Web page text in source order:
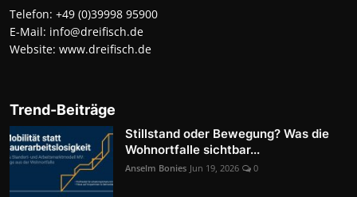
Telefon: +49 (0)39998 95900
E-Mail: info@dreifisch.de
Website: www.dreifisch.de
Trend-Beiträge
Stillstand oder Bewegung? Was die
Wohnortfalle sichtbar...
Anselm Bonies Jun 19, 2026 0